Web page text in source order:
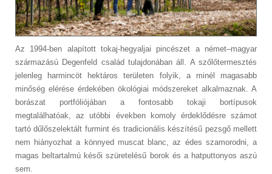
Az 1994-ben alapított tokaj-hegyaljai pincészet a német–magyar
származású Degenfeld család tulajdonában áll. A szőlőtermesztés
jelenleg harmincöt hektáros területen folyik, a minél magasabb
minőség elérése érdekében ökológiai módszereket alkalmaznak. A
borászat portfóliójában a fontosabb tokaji bortípusok
megtalálhatóak, az utóbbi években komoly érdeklődésre számot
tartó dűlőszelektált furmint és tradicionális készítésű pezsgő mellett
nem hiányozhat a könnyed muscat blanc, az édes szamorodni, a
magas beltartalmú késői szüretelésű borok és a hatputtonyos aszú
sem.